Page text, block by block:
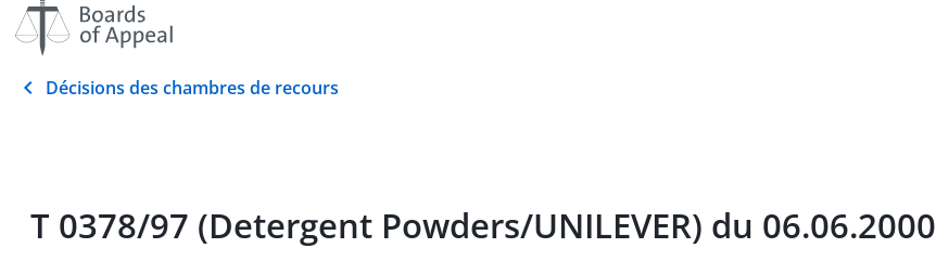
Décisions des chambres de recours
T 0378/97 (Detergent Powders/UNILEVER) du 06.06.2000